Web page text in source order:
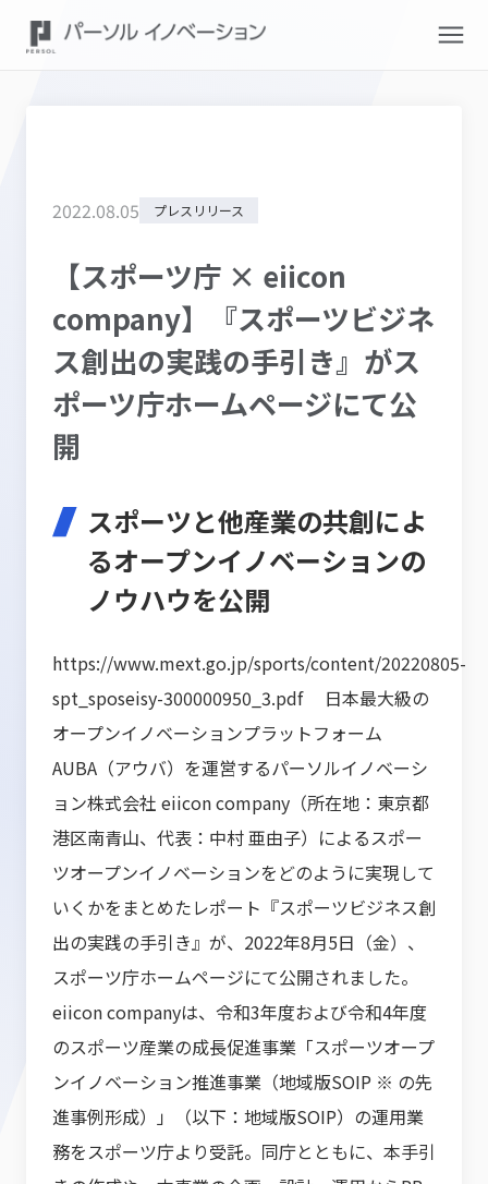
2022.08.05 プレスリリース
【スポーツ庁 × eiicon
company】『スポーツビジネ
ス創出の実践の手引き』がス
ポーツ庁ホームページにて公
開
スポーツと他産業の共創によ
るオープンイノベーションの
ノウハウを公開
https://www.mext.go.jp/sports/content/20220805-
spt_sposeisy-300000950_3.pdf 日本最大級の
オープンイノベーションプラットフォーム
AUBA（アウバ）を運営するパーソルイノベーシ
ョン株式会社 eiicon company（所在地：東京都
港区南青山、代表：中村 亜由子）によるスポー
ツオープンイノベーションをどのように実現して
いくかをまとめたレポート『スポーツビジネス創
出の実践の手引き』が、2022年8月5日（金）、
スポーツ庁ホームページにて公開されました。
eiicon companyは、令和3年度および令和4年度
のスポーツ産業の成長促進事業「スポーツオープ
ンイノベーション推進事業（地域版SOIP ※ の先
進事例形成）」（以下：地域版SOIP）の運用業
務をスポーツ庁より受託。同庁とともに、本手引